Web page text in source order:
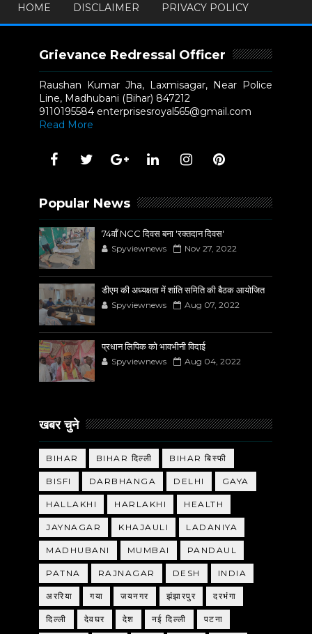
HOME DISCLAIMER PRIVACY POLICY
Grievance Redressal Officer
Raushan Kumar Jha, Laxmisagar, Near Police
Line, Madhubani (Bihar) 847212
9110195584 enterprisesroyal565@gmail.com
Read More
Popular News
74वाँ NCC दिवस बना 'रक्तदान दिवस'
Spyviewnews Nov 27, 2022
डीएम की अध्यक्षता में शांति समिति की बैठक आयोजित
Spyviewnews Aug 07, 2022
प्रधान लिपिक को भावभीनी विदाई
Spyviewnews Aug 04, 2022
खबर चुने
BIHAR BIHAR दिल्ली BIHAR बिस्फी
BISFI DARBHANGA DELHI GAYA
HALLAKHI HARLAKHI HEALTH
JAYNAGAR KHAJAULI LADANIYA
MADHUBANI MUMBAI PANDAUL
PATNA RAJNAGAR DESH INDIA
अररिया गया जयनगर झंझारपुर दरभंगा
दिल्ली देवघर देश नई दिल्ली पटना